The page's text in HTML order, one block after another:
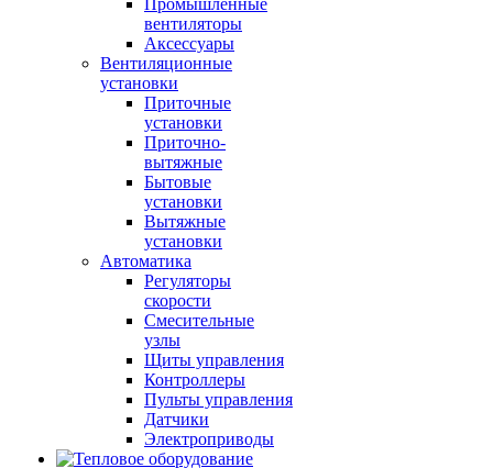
Промышленные
вентиляторы
Аксессуары
Вентиляционные
установки
Приточные
установки
Приточно-
вытяжные
Бытовые
установки
Вытяжные
установки
Автоматика
Регуляторы
скорости
Смесительные
узлы
Щиты управления
Контроллеры
Пульты управления
Датчики
Электроприводы